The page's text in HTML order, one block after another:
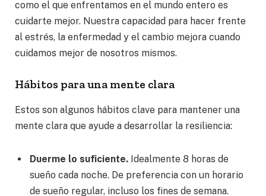
como el que enfrentamos en el mundo entero es
cuidarte mejor. Nuestra capacidad para hacer frente
al estrés, la enfermedad y el cambio mejora cuando
cuidamos mejor de nosotros mismos.
Hábitos para una mente clara
Estos son algunos hábitos clave para mantener una
mente clara que ayude a desarrollar la resiliencia:
Duerme lo suficiente. Idealmente 8 horas de
sueño cada noche. De preferencia con un horario
de sueño regular, incluso los fines de semana.